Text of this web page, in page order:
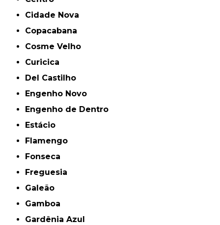
Cidade Nova
Copacabana
Cosme Velho
Curicica
Del Castilho
Engenho Novo
Engenho de Dentro
Estácio
Flamengo
Fonseca
Freguesia
Galeão
Gamboa
Gardênia Azul